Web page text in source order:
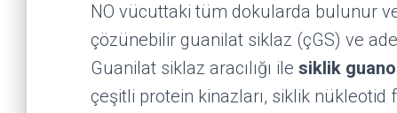
NO vücuttaki tüm dokularda bulunur
çözünebilir guanilat siklaz (çGS) ve
Guanilat siklaz aracılığı ile siklik
çeşitli protein kinazları, siklik nükleotid